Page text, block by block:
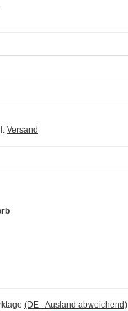
Versand
(DE - Ausland abweichend)